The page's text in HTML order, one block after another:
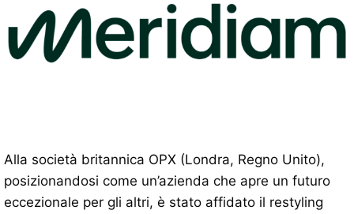
Alla società britannica OPX (Londra, Regno Unito),
posizionandosi come un’azienda che apre un futuro
eccezionale per gli altri, è stato affidato il restyling